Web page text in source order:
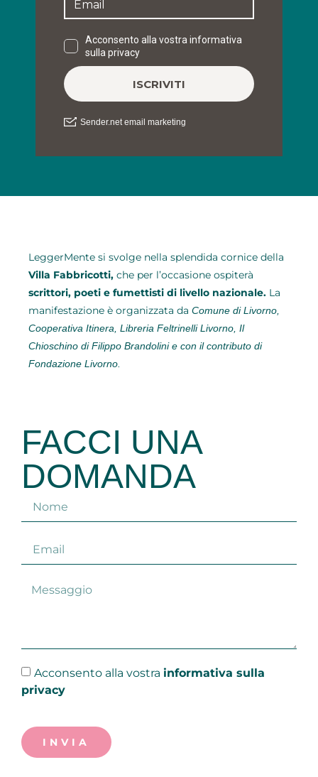
LeggerMente si svolge nella splendida cornice della
Villa Fabbricotti, che per l’occasione ospiterà
scrittori, poeti e fumettisti di livello nazionale. La
manifestazione è organizzata da Comune di Livorno,
Cooperativa Itinera, Libreria Feltrinelli Livorno, Il
Chioschino di Filippo Brandolini e con il contributo di
Fondazione Livorno.
FACCI UNA
DOMANDA
Acconsento alla vostra informativa sulla
privacy
INVIA